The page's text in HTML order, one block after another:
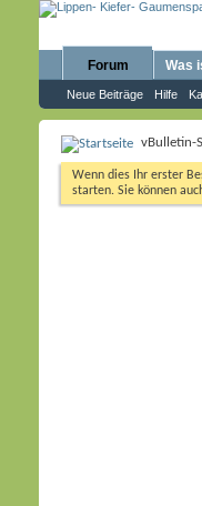
Forum
Neue Beiträge Hilfe
Was
vBulletin-
Wenn dies Ihr erster
starten. Sie können